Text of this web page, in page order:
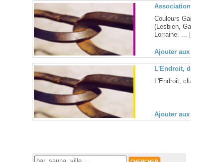
Association Couleurs
Couleurs Gaies,
(Lesbien, Gay, Bi,
Lorraine. ... [
Ajouter aux favoris
L'Endroit,
L'Endroit, club hetero-
Ajouter aux favoris